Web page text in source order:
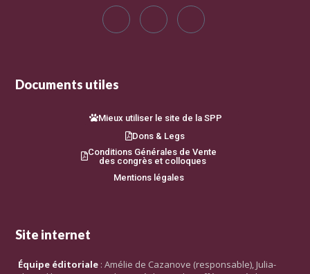
Documents utiles
Mieux utiliser le site de la SPP
Dons & Legs
Conditions Générales de Vente
des congrès et colloques
Mentions légales
Site internet
Équipe éditoriale : Amélie de Cazanove (responsable), Julia-